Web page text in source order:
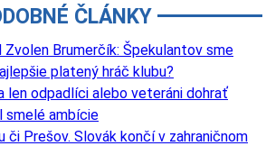
ČLÁNKY
Brumerčík: Špekulantov sme
platený hráč klubu?
len odpadlíci alebo veteráni dohrať
smelé ambície
či Prešov. Slovák končí v zahraničnom